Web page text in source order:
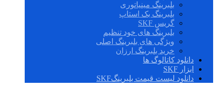
بلبرینگ مینیاتوری
بلبرینگ بک استاپ
گریس SKF
بلبرینگ های خود تنظیم
ویژگی های بلبرینگ اصلی
خرید بلبرینگ ارزان
دانلود کاتالوگ ها
ابزار SKF
دانلود لیست قیمت بلبرینگSKF